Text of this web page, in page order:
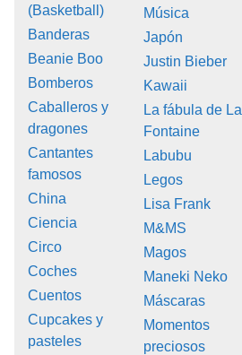
(Basketball)
Banderas
Beanie Boo
Bomberos
Caballeros y
dragones
Cantantes
famosos
China
Ciencia
Circo
Coches
Cuentos
Cupcakes y
pasteles
Música
Japón
Justin Bieber
Kawaii
La fábula de La
Fontaine
Labubu
Legos
Lisa Frank
M&MS
Magos
Maneki Neko
Máscaras
Momentos
preciosos